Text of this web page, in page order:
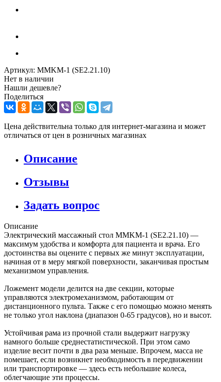
Артикул: MMKM-1 (SE2.21.10)
Нет в наличии
Нашли дешевле?
Поделиться
Цена действительна только для интернет-магазина и может
отличаться от цен в розничных магазинах
Описание
Отзывы
Задать вопрос
Описание
Электрический массажный стол MMKM-1 (SE2.21.10) —
максимум удобства и комфорта для пациента и врача. Его
достоинства вы оцените с первых же минут эксплуатации,
начиная от в меру мягкой поверхности, заканчивая простым
механизмом управления.
Ложемент модели делится на две секции, которые
управляются электромеханизмом, работающим от
дистанционного пульта. Также с его помощью можно менять
не только угол наклона (диапазон 0-65 градусов), но и высот.
Устойчивая рама из прочной стали выдержит нагрузку
намного больше среднестатистической. При этом само
изделие весит почти в два раза меньше. Впрочем, масса не
помешает, если возникнет необходимость в передвижении
или транспортировке — здесь есть небольшие колеса,
облегчающие эти процессы.